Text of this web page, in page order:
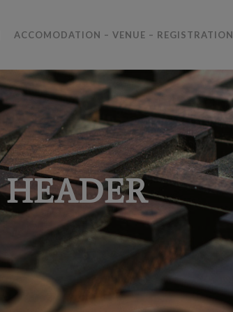
ACCOMODATION – VENUE – REGISTRATION